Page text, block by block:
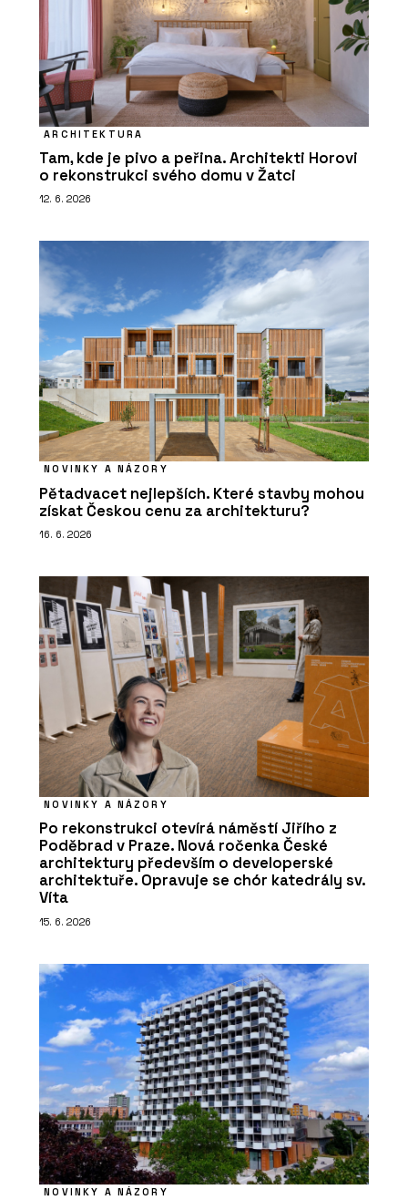
ARCHITEKTURA
Tam, kde je pivo a peřina. Architekti Horovi
o rekonstrukci svého domu v Žatci
12. 6. 2026
NOVINKY A NÁZORY
Pětadvacet nejlepších. Které stavby mohou
získat Českou cenu za architekturu?
16. 6. 2026
NOVINKY A NÁZORY
Po rekonstrukci otevírá náměstí Jiřího z
Poděbrad v Praze. Nová ročenka České
architektury především o developerské
architektuře. Opravuje se chór katedrály sv.
Víta
15. 6. 2026
NOVINKY A NÁZORY